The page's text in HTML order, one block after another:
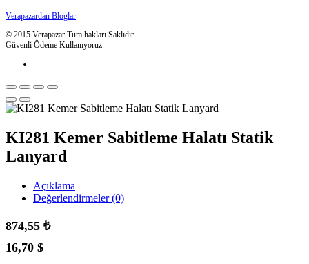
Verapazardan Bloglar
© 2015 Verapazar Tüm hakları Saklıdır.
Güvenli Ödeme Kullanıyoruz
KI281 Kemer Sabitleme Halatı Statik
Lanyard
Açıklama
Değerlendirmeler (0)
874,55 ₺
16,70 $